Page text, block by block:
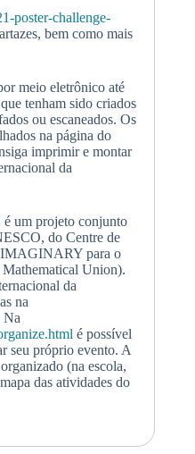
poster-challenge-
bem como mais
meio eletrônico até
tenham sido criados
ou escaneados. Os
na página do
imprimir e montar
da
um projeto conjunto
do Centre de
IMAGINARY para o
Union).
da
na
Na
é possível
seu próprio evento. A
(na escola,
das atividades do